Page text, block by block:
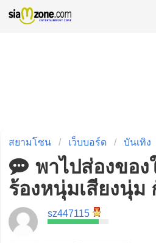
สยามโซน เว็บบอร์ด บันเทิง
พาไปส่องของ
ร้องหนุ่มเสียงนุ่ม
sz447115